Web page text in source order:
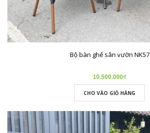
Bộ bàn ghế sân vườn NK57
10.500.000₫
CHO VÀO GIỎ HÀNG